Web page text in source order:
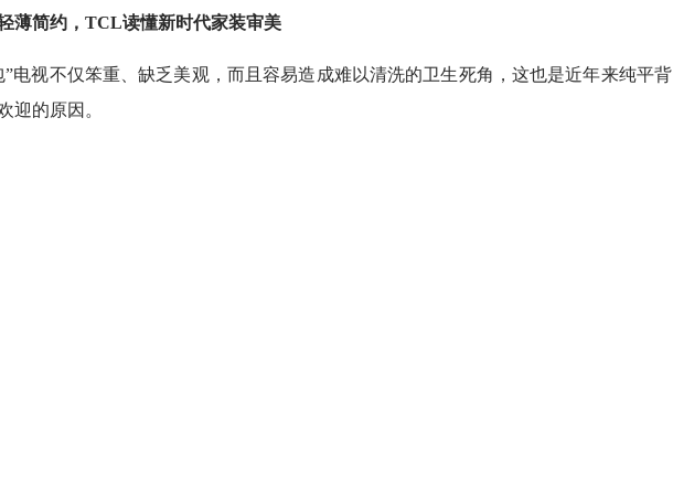
简约，TCL读懂新时代家装审美
视不仅笨重、缺乏美观，而且容易造成难以清洗的卫生死角，这也是近年来纯平背
迎的原因。